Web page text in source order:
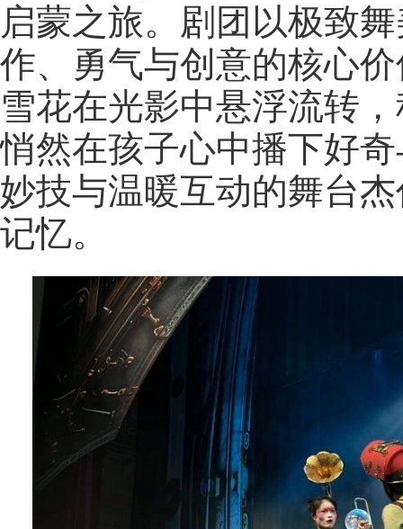
启蒙之旅。剧团以极致
作、勇气与创意的核心
雪花在光影中悬浮流转
悄然在孩子心中播下好
妙技与温暖互动的舞台
记忆。